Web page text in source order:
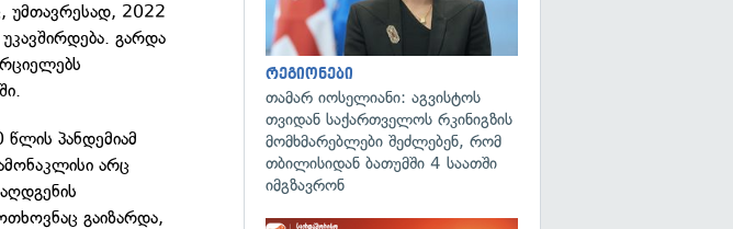
უმთავრესად, 2022
გარდა
პანდემიამ
არც
გაიზარდა,
რეგიონები
თამარ იოსელიანი: აგვისტოს
თვიდან საქართველოს რკინიგზის
მომხმარებლები შეძლებენ, რომ
თბილისიდან ბათუმში 4 საათში
იმგზავრონ